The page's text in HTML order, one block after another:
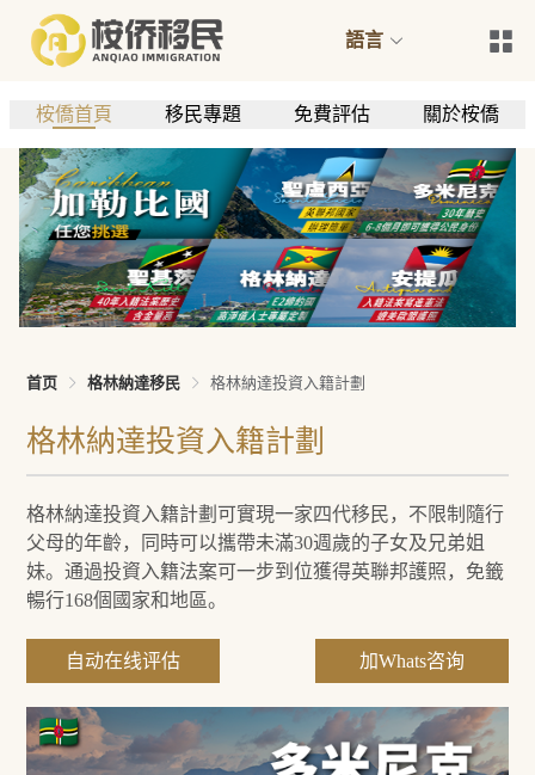
語言
桉僑首頁 移民專題 免費評估 關於桉僑
首页 格林納達移民 格林納達投資入籍計劃
格林納達投資入籍計劃
格林納達投資入籍計劃可實現一家四代移民，不限制隨行
父母的年齡，同時可以攜帶未滿30週歲的子女及兄弟姐
妹。通過投資入籍法案可一步到位獲得英聯邦護照，免籤
暢行168個國家和地區。
自动在线评估 加Whats咨询